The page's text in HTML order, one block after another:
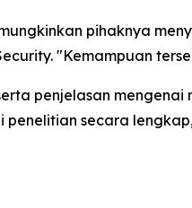
pihaknya
"Kemampuan
penjelasan
secara